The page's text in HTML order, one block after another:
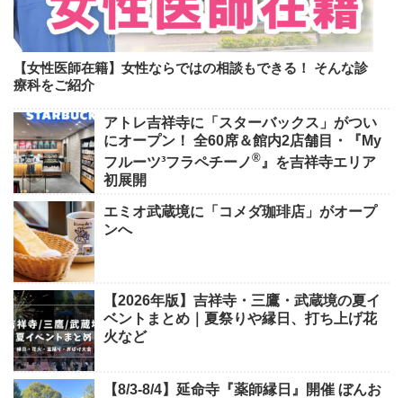
【女性医師在籍】女性ならではの相談もできる！ そんな診
療科をご紹介
アトレ吉祥寺に「スターバックス」がつい
にオープン！ 全60席＆館内2店舗目・『My
フルーツ³フラペチーノ® 』を吉祥寺エリア
初展開
エミオ武蔵境に「コメダ珈琲店」がオープ
ンへ
【2026年版】吉祥寺・三鷹・武蔵境の夏イ
ベントまとめ｜夏祭りや縁日、打ち上げ花
火など
【8/3-8/4】延命寺『薬師縁日』開催 ぼんお